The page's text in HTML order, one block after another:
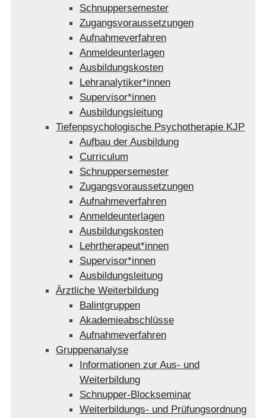
Schnuppersemester
Zugangsvoraussetzungen
Aufnahmeverfahren
Anmeldeunterlagen
Ausbildungskosten
Lehranalytiker*innen
Supervisor*innen
Ausbildungsleitung
Tiefenpsychologische Psychotherapie KJP
Aufbau der Ausbildung
Curriculum
Schnuppersemester
Zugangsvoraussetzungen
Aufnahmeverfahren
Anmeldeunterlagen
Ausbildungskosten
Lehrtherapeut*innen
Supervisor*innen
Ausbildungsleitung
Ärztliche Weiterbildung
Balintgruppen
Akademieabschlüsse
Aufnahmeverfahren
Gruppenanalyse
Informationen zur Aus- und
Weiterbildung
Schnupper-Blockseminar
Weiterbildungs- und Prüfungsordnung